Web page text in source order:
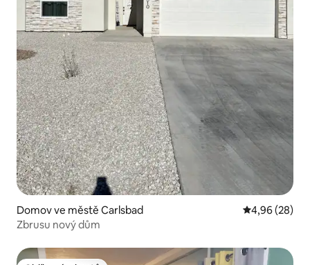
Domov ve městě Carlsbad Průměrné
4,96 (28)
Zbrusu nový dům